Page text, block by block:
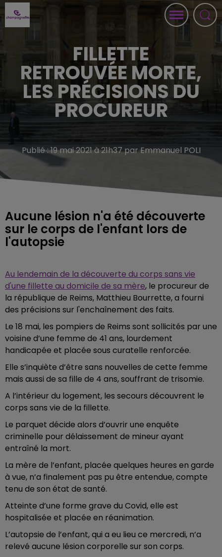
FILLETTE
RETROUVÉE MORTE,
LES PRÉCISIONS DU
PROCUREUR
Publié : 19 mai 2021 à 21h37 par Emmanuel POLI
Aucune lésion n'a été découverte
sur le corps de l'enfant lors de
l'autopsie
Au lendemain de la découverte du corps sans vie
d'une fillette au domicile de sa mère, le procureur de
la république de Reims, Matthieu Bourrette, a fourni
des précisions sur l'enchaînement des faits.
Le 18 mai, les pompiers de Reims sont sollicités par une
voisine d’une femme de 41 ans, lourdement
handicapée et placée sous curatelle renforcée.
Elle s’inquiète d’être sans nouvelles de cette femme
mais aussi de sa fille de 4 ans, souffrant de trisomie.
A l’intérieur du logement, les secours découvrent le
corps sans vie de la fillette.
Le parquet décide alors d’ouvrir une enquête
criminelle pour délaissement de mineur ayant
entraîné la mort.
La mère de l’enfant, placée quelques heures en garde
à vue, n’a finalement pas pu être entendue, compte
tenu de son état de santé.
Atteinte d’une forme grave du Covid, elle est
hospitalisée et placée en réanimation.
L’autopsie de l’enfant, qui a eu lieu ce mercredi, n’a
relevé aucune lésion corporelle sur son corps.